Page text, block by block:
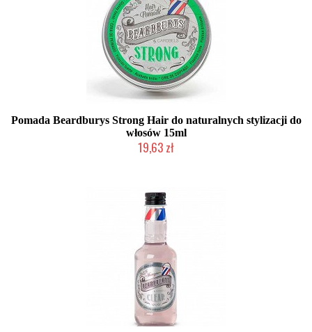
Pomada Beardburys Strong Hair do naturalnych stylizacji do
włosów 15ml
19,63 zł